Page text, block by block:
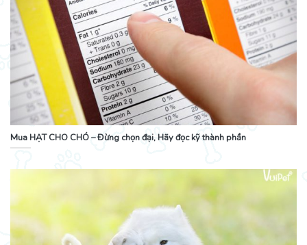
Mua HẠT CHO CHÓ – Đừng chọn đại, Hãy đọc kỹ thành phần